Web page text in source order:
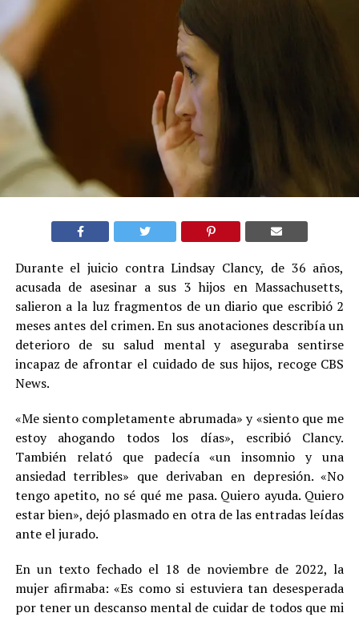
Durante el juicio contra Lindsay Clancy, de 36 años,
acusada de asesinar a sus 3 hijos en Massachusetts,
salieron a la luz fragmentos de un diario que escribió 2
meses antes del crimen. En sus anotaciones describía un
deterioro de su salud mental y aseguraba sentirse
incapaz de afrontar el cuidado de sus hijos, recoge CBS
News.
«Me siento completamente abrumada» y «siento que me
estoy ahogando todos los días», escribió Clancy.
También relató que padecía «un insomnio y una
ansiedad terribles» que derivaban en depresión. «No
tengo apetito, no sé qué me pasa. Quiero ayuda. Quiero
estar bien», dejó plasmado en otra de las entradas leídas
ante el jurado.
En un texto fechado el 18 de noviembre de 2022, la
mujer afirmaba: «Es como si estuviera tan desesperada
por tener un descanso mental de cuidar de todos que mi